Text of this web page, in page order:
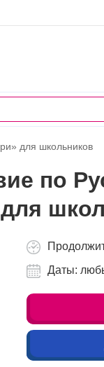
для школьников
по
Даты: